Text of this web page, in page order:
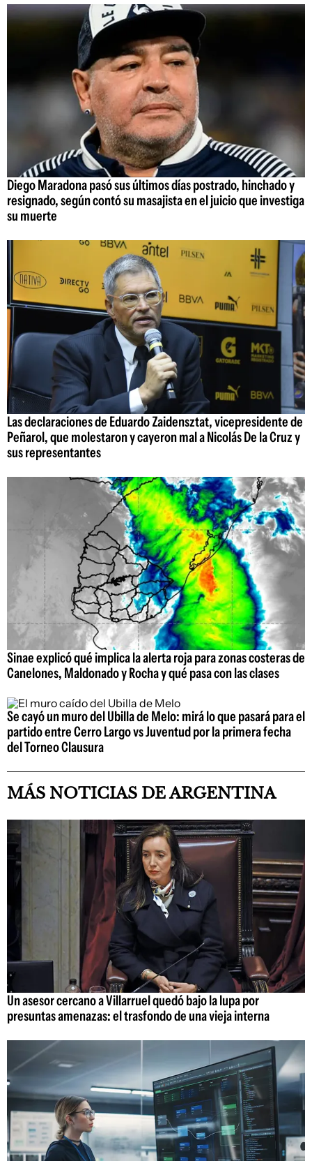
Diego Maradona pasó sus últimos días postrado, hinchado y
resignado, según contó su masajista en el juicio que investiga
su muerte
Las declaraciones de Eduardo Zaidensztat, vicepresidente de
Peñarol, que molestaron y cayeron mal a Nicolás De la Cruz y
sus representantes
Sinae explicó qué implica la alerta roja para zonas costeras de
Canelones, Maldonado y Rocha y qué pasa con las clases
Se cayó un muro del Ubilla de Melo: mirá lo que pasará para el
partido entre Cerro Largo vs Juventud por la primera fecha
del Torneo Clausura
MÁS NOTICIAS DE ARGENTINA
Un asesor cercano a Villarruel quedó bajo la lupa por
presuntas amenazas: el trasfondo de una vieja interna